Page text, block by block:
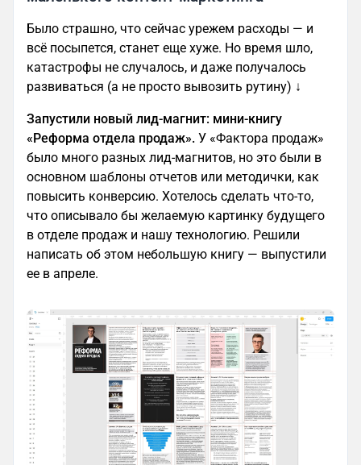
Было страшно, что сейчас урежем расходы — и
всё посыпется, станет еще хуже. Но время шло,
катастрофы не случалось, и даже получалось
развиваться (а не просто вывозить рутину) ↓
Запустили новый лид-магнит: мини-книгу
«Реформа отдела продаж». У «Фактора продаж»
было много разных лид-магнитов, но это были в
основном шаблоны отчетов или методички, как
повысить конверсию. Хотелось сделать что-то,
что описывало бы желаемую картинку будущего
в отделе продаж и нашу технологию. Решили
написать об этом небольшую книгу — выпустили
ее в апреле.